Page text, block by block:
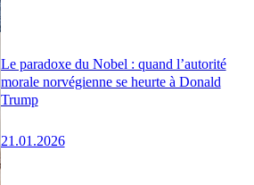
Le paradoxe du Nobel : quand l’autorité
morale norvégienne se heurte à Donald
Trump
21.01.2026